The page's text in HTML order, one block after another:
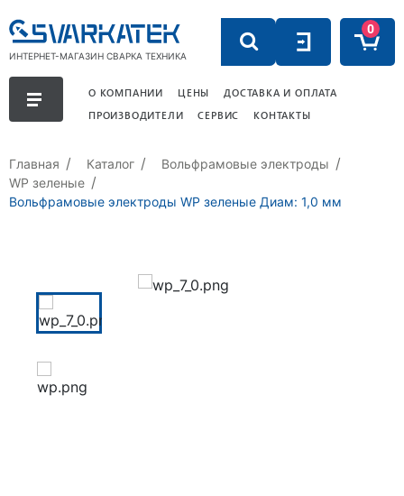
ИНТЕРНЕТ-МАГАЗИН СВАРКА ТЕХНИКА
0
О КОМПАНИИ ЦЕНЫ
ДОСТАВКА И ОПЛАТА
ПРОИЗВОДИТЕЛИ
СЕРВИС КОНТАКТЫ
Главная Каталог
Вольфрамовые электроды
WP зеленые
Вольфрамовые электроды WP зеленые Диам: 1,0 мм